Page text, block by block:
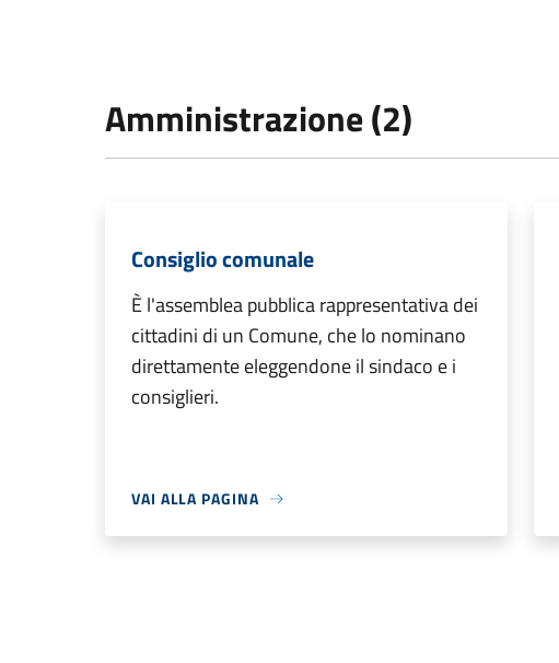
Amministrazione (2)
Consiglio comunale
È l'assemblea pubblica rappresentativa dei
cittadini di un Comune, che lo nominano
direttamente eleggendone il sindaco e i
consiglieri.
VAI ALLA PAGINA